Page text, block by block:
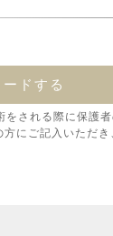
ドする
される際に保護
にご記入いただき